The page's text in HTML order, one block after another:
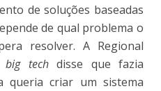
de soluções baseadas
de qual problema o
resolver. A Regional
big techdisse que fazia
queria criar um sistema